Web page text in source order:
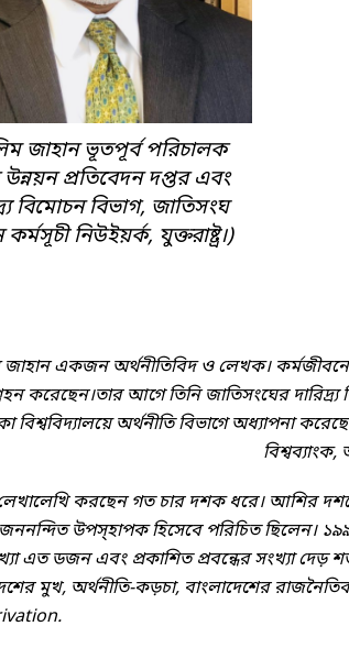
জাহান ভূতপূর্ব পরিচালক
প্রতিবেদন দপ্তর এবং
বিমোচন বিভাগ, জাতিসংঘ
কর্মসূচী নিউইয়র্ক, যুক্তরাষ্ট্র।)
জাহান একজন অর্থনীতিবিদ ও লেখক।
করেছেন।তার আগে তিনি জাতিসংঘের
বিশ্ববিদ্যালয়ে অর্থনীতি বিভাগে অধ্যাপনা
বিশ্বব্যাংক,
করছেন গত চার দশক ধরে। আশির দশকে
উপস্হাপক হিসেবে পরিচিত ছিলেন।
এত ডজন এবং প্রকাশিত প্রবন্ধের সংখ্যা দেড়
মুখ, অর্থনীতি-কড়চা, বাংলাদেশের